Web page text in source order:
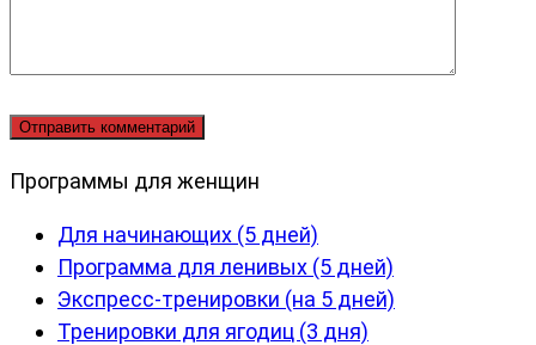
Программы для женщин
Для начинающих (5 дней)
Программа для ленивых (5 дней)
Экспресс-тренировки (на 5 дней)
Тренировки для ягодиц (3 дня)